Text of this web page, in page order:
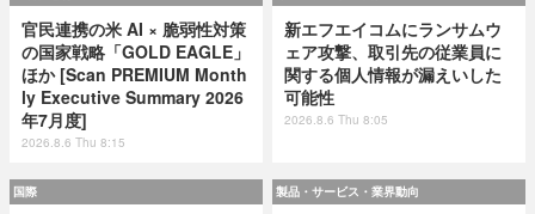
官民連携の米 AI × 脆弱性対策
の国家戦略「GOLD EAGLE」
ほか [Scan PREMIUM Month
ly Executive Summary 2026
年7月度]
2026.8.6 Thu 8:15
新エフエイコムにランサムウ
ェア攻撃、取引先の従業員に
関する個人情報が漏えいした
可能性
2026.8.6 Thu 8:05
国際 製品・サービス・業界動向